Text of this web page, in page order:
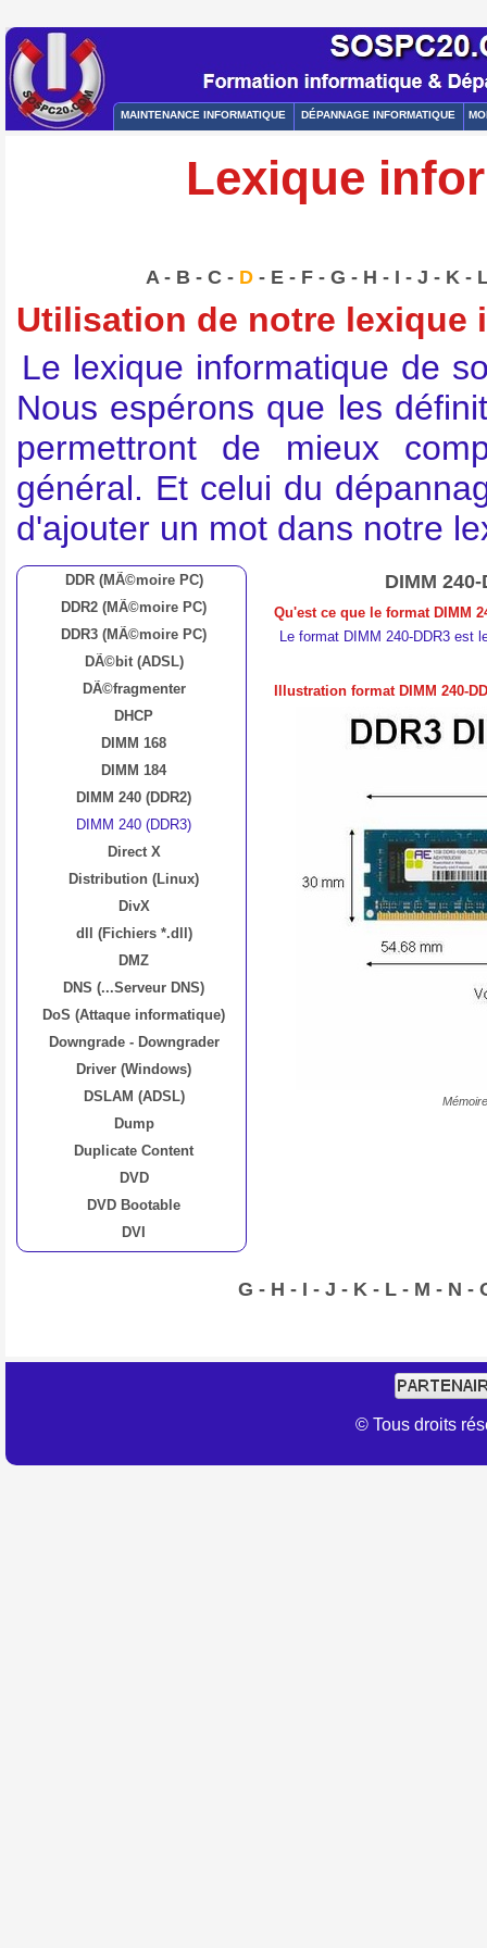
MAINTENANCE INFORMATIQUE DÉPANNAGE INFORMATIQUE
Lexique
A- B -C - D - E - F -G - H - I -J - K -
Utilisation de notre lexique
Le lexique informatique de
Nous espérons que les
permettront de mieux
général. Et celui du
d'ajouter un mot dans notre
DDR (MÃ©moire PC)
DDR2 (MÃ©moire PC)
DDR3 (MÃ©moire PC)
DÃ©bit (ADSL)
DÃ©fragmenter
DHCP
DIMM 168
DIMM 184
DIMM 240 (DDR2)
DIMM 240 (DDR3)
Direct X
Distribution (Linux)
DivX
dll (Fichiers *.dll)
DMZ
DNS (...Serveur DNS)
DoS (Attaque informatique)
Downgrade - Downgrader
Driver (Windows)
DSLAM (ADSL)
Dump
Duplicate Content
DVD
DVD Bootable
DVI
DIMM
Qu'est ce que le format DIMM
Le format DIMM 240-DDR3 est
Illustration format DIMM 240-
G - H - I -J - K - L - M - N -
© Tous droits